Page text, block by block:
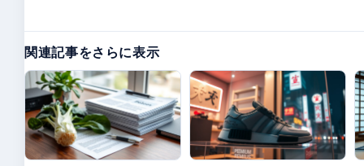
関連記事をさらに表示